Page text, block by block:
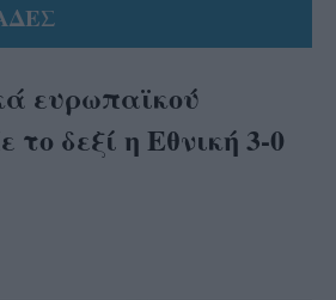
ευρωπαϊκού
δεξί η Εθνική 3-0